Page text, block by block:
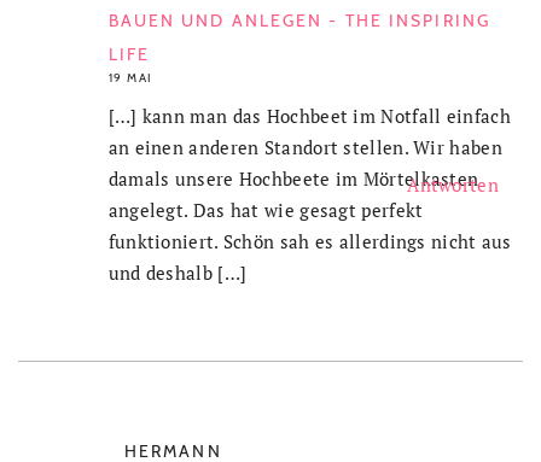
BAUEN UND ANLEGEN - THE INSPIRING
LIFE
19 MAI
[…] kann man das Hochbeet im Notfall einfach
an einen anderen Standort stellen. Wir haben
damals unsere Hochbeete im Mörtelkasten
angelegt. Das hat wie gesagt perfekt
funktioniert. Schön sah es allerdings nicht aus
und deshalb […]
HERMANN
Antworten